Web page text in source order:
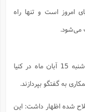
امروز است و تنها راه
می‌شود.
نمایندگان سنتهای مختلف مسیحی از روز سه شنبه 15 آبان ماه در کنیا
به گفتگو بپردازند.
شده اظهار داشت: این